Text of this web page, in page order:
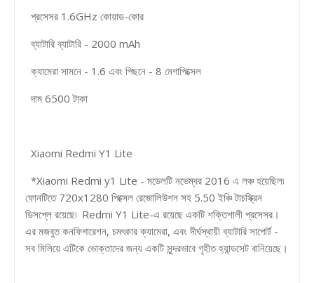
প্রসেসর 1.6GHz কোয়াড-কোর
ব্যাটারি ব্যাটারি - 2000 mAh
ক্যামেরা সামনে - 1.6 এবং পিছনে - 8 মেগাপিক্সেল
দাম 6500 টাকা
Xiaomi Redmi Y1 Lite
*Xiaomi Redmi y1 Lite - মডেলটি নভেম্বর 2016 এ লঞ্চ হয়েছিল৷
ফোনটিতে 720x1280 পিক্সেল রেজোলিউশন সহ 5.50 ইঞ্চি টাচস্ক্রিন
ডিসপ্লে রয়েছে৷ Redmi Y1 Lite-এ রয়েছে একটি শক্তিশালী প্রসেসর।
এর মজবুত কনফিগারেশন, চমৎকার ক্যামেরা, এবং দীর্ঘস্থায়ী ব্যাটারি সাপোর্ট -
সব মিলিয়ে এটিকে ভোক্তাদের জন্য একটি সুন্দরভাবে গৃহীত হ্যান্ডসেট বানিয়েছে।